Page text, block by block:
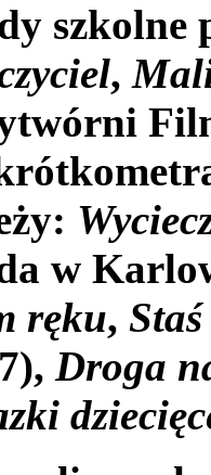
szkolne
,
w
ręku,
Droga